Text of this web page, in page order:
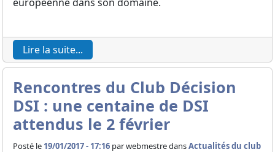
Lire la suite...
Rencontres du Club Décision
DSI : une centaine de DSI
attendus le 2 février
Posté le 19/01/2017 - 17:16 parwebmestre dansActualités du club